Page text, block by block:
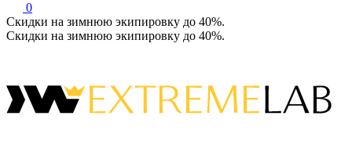
0
Скидки на зимнюю экипировку до 40%.
Скидки на зимнюю экипировку до 40%.